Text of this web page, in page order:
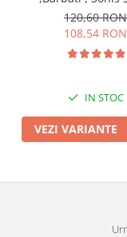
120,60 RON
108,54 RON
IN STOC
VEZI VARIANTE